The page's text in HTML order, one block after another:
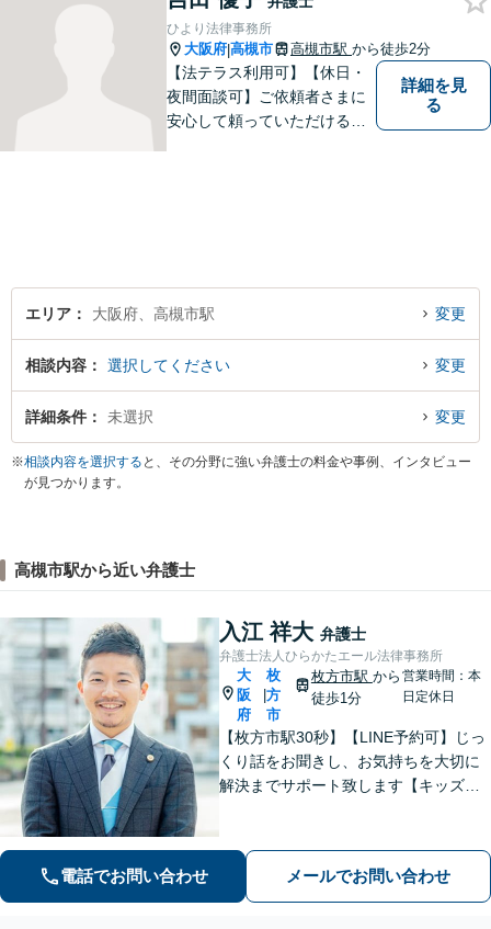
ひより法律事務所
大阪府|高槻市 高槻市駅 から徒歩2分
【法テラス利用可】【休日・
夜間面談可】ご依頼者さまに
安心して頼っていただけるよ
詳細を見
る
エリア 大阪府、高槻市駅 変更
相談内容 選択してください 変更
詳細条件 未選択 変更
※相談内容を選択する と、その分野に強い弁護士の料金や事例、インタビュー
が見つかります。
高槻市駅から近い弁護士
入江 祥大 弁護士
弁護士法人ひらかたエール法律事務所
大
阪
府
|
枚
方
市
枚方市駅 から
徒歩1分
営業時間：本
日定休日
【枚方市駅30秒】【LINE予約可】じっ
くり話をお聞きし、お気持ちを大切に
解決までサポート致します【キッズス
で平日夜間面談可】
電話でお問い合わせ メールでお問い合わせ